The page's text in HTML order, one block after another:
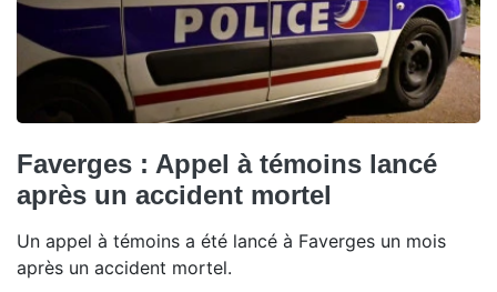
Faverges : Appel à témoins lancé
après un accident mortel
Un appel à témoins a été lancé à Faverges un mois
après un accident mortel.